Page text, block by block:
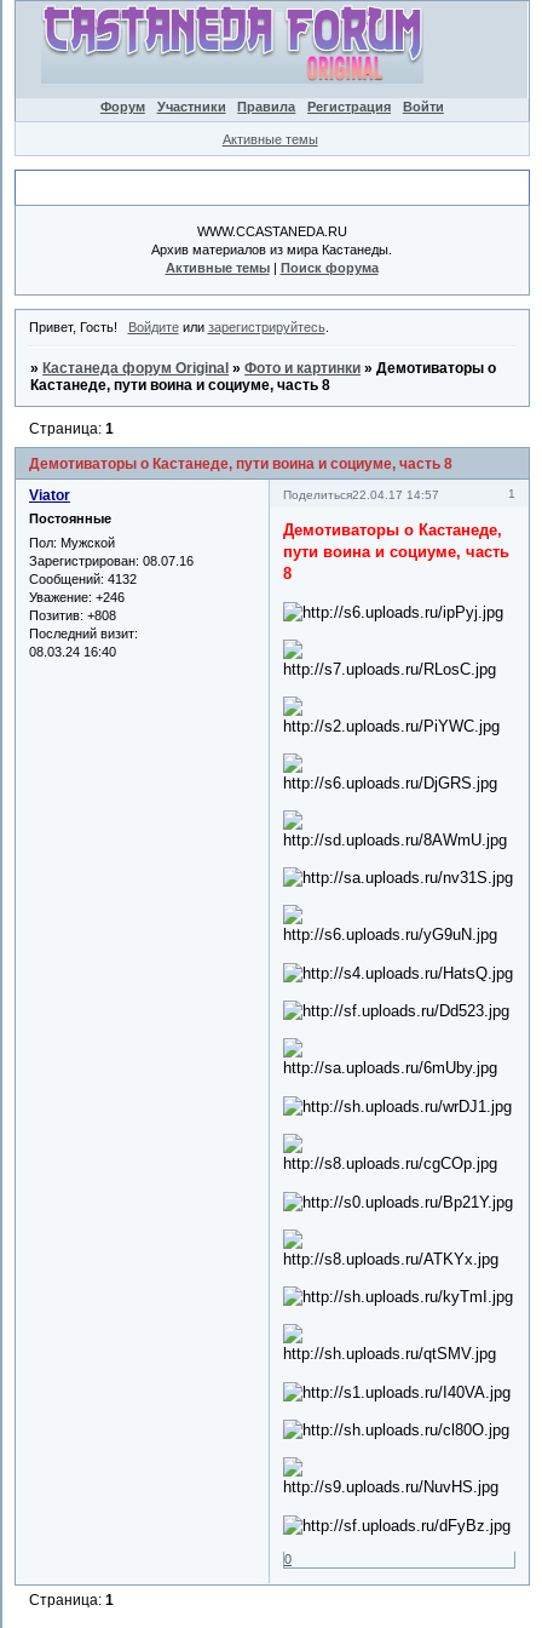
Форум Участники Правила Регистрация Войти
Активные темы
WWW.CCASTANEDA.RU
Архив материалов из мира Кастанеды.
Активные темы| Поиск форума
Привет, Гость! Войдитеили зарегистрируйтесь.
» Кастанеда форум Original »Фото и картинки »Демотиваторы о
Кастанеде, пути воина и социуме, часть 8
Демотиваторы о Кастанеде, пути воина и социуме, часть 8
Страница:1
Поделиться 1
22.04.17 14:57
Viator
Постоянные
Пол: Мужской
Зарегистрирован: 08.07.16
Сообщений: 4132
Уважение: +246
Позитив: +808
Последний визит:
08.03.24 16:40
Демотиваторы о Кастанеде,
пути воина и социуме, часть
8
0
Страница:1